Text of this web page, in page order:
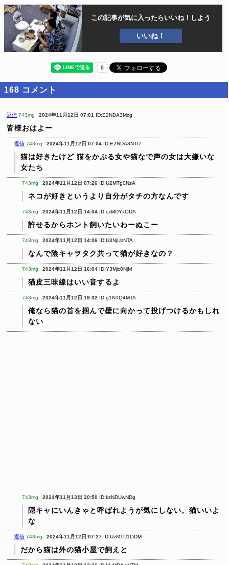
この記事が気に入ったらいいね！しよう
いいね！
168 コメント
返信 743mg 2024年11月12日 07:01 ID:E2NDA3Mzg
皆様おはよー
返信 743mg 2024年11月12日 07:04 ID:E2NDA3NTU
猫は好きたけど 猫をかぶる女や猫なで声の女は大嫌いな
女たち
743mg 2024年11月12日 07:26 ID:U2MTg0NzA
ネコが好きというより自分がタチの方なんです
743mg 2024年11月12日 14:04 ID:cxMDYxODA
許せるからホント飼いたいわーぬこー
743mg 2024年11月12日 14:06 ID:U3NjUzNTA
なんで陰キャヲタク共って猫が好きなの？
743mg 2024年11月12日 16:04 ID:Y3Mjc0NjM
猫皮三味線はいい音するよ
743mg 2024年11月12日 19:32 ID:g1NTQ4MTA
俺なら猫の首を掴んで壁に向かって投げつけるかもしれ
ない
743mg 2024年11月13日 20:50 ID:kzNDUwNDg
隠キャにいんきゃと呼ばれようが気にしない。猫いいよ
な
返信 743mg 2024年11月12日 07:27 ID:UzMTU1ODM
だから猫は外の猫小屋で飼えと